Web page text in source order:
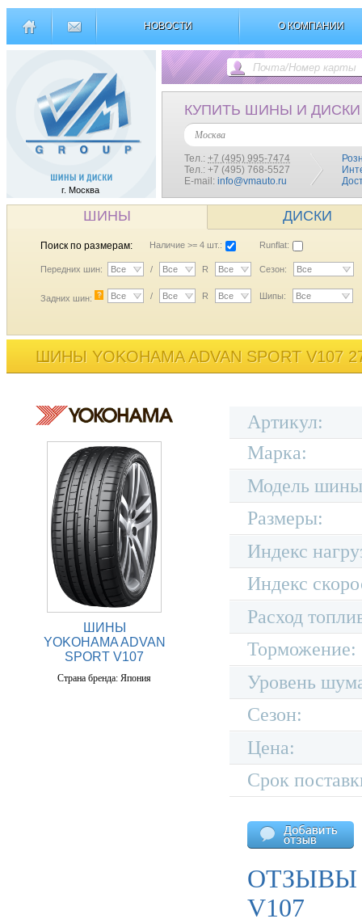
НОВОСТИ О КОМПАНИИ
г. Москва
КУПИТЬ ШИНЫ И ДИСКИ
Москва
Тел.: +7 (495) 995-7474
Тел.: +7 (495) 768-5527
E-mail: info@vmauto.ru
ШИНЫ ДИСКИ
Поиск по размерам: Наличие >= 4 шт.: Runflat:
Передних шин: Все / Все R Все Сезон: Все
Задних шин: ? Все / Все R Все Шипы: Все
ШИНЫ YOKOHAMA ADVAN SPORT V107
ШИНЫ
YOKOHAMA ADVAN
SPORT V107
Страна бренда: Япония
Артикул:
Марка:
Модель
Размеры:
Индекс
Индекс
Расход
Торможение:
Уровень
Сезон:
Цена:
Срок
ОТЗЫВЫ
V107